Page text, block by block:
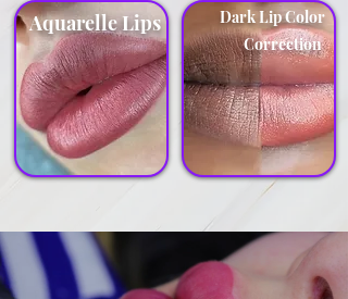
Aquarelle Lips
Dark Lip Color
Correction